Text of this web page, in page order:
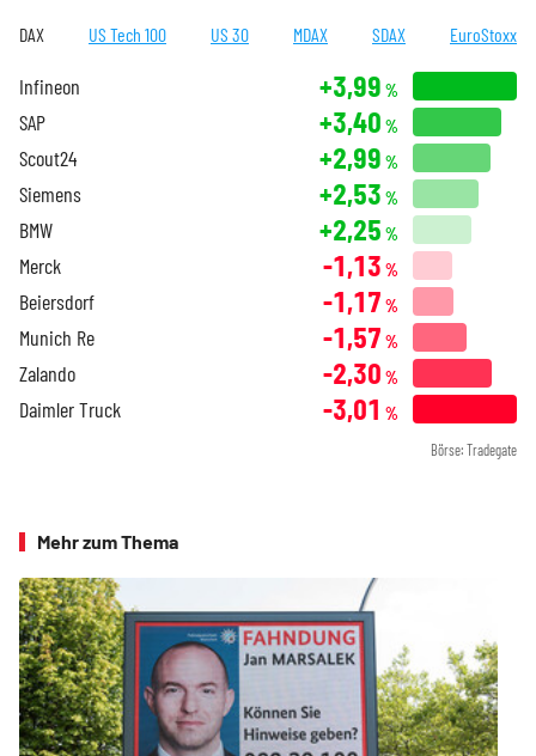
DAX US Tech 100 US 30 MDAX SDAX EuroStoxx
Infineon +3,99 %
SAP +3,40 %
Scout24 +2,99 %
Siemens +2,53 %
BMW +2,25 %
Merck -1,13 %
Beiersdorf -1,17 %
Munich Re -1,57 %
Zalando -2,30 %
Daimler Truck -3,01 %
Börse: Tradegate
Mehr zum Thema